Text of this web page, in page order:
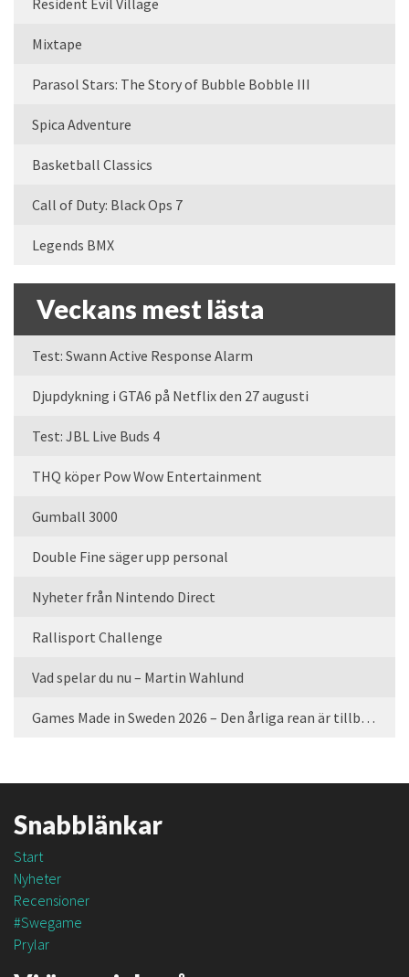
Resident Evil Village
Mixtape
Parasol Stars: The Story of Bubble Bobble III
Spica Adventure
Basketball Classics
Call of Duty: Black Ops 7
Legends BMX
Veckans mest lästa
Test: Swann Active Response Alarm
Djupdykning i GTA6 på Netflix den 27 augusti
Test: JBL Live Buds 4
THQ köper Pow Wow Entertainment
Gumball 3000
Double Fine säger upp personal
Nyheter från Nintendo Direct
Rallisport Challenge
Vad spelar du nu – Martin Wahlund
Games Made in Sweden 2026 – Den årliga rean är tillbaka
Snabblänkar
Start
Nyheter
Recensioner
#Swegame
Prylar